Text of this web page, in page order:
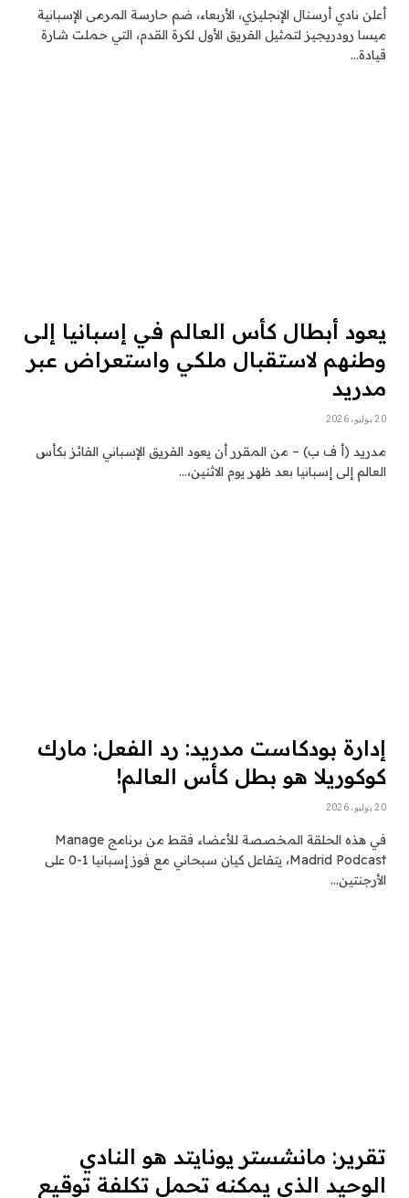
أعلن نادي أرسنال الإنجليزي، الأربعاء، ضم حارسة المرمى الإسبانية
ميسا رودريجيز لتمثيل الفريق الأول لكرة القدم، التي حملت شارة
قيادة…
يعود أبطال كأس العالم في إسبانيا إلى
وطنهم لاستقبال ملكي واستعراض عبر
مدريد
20 يوليو، 2026
مدريد (أ ف ب) – من المقرر أن يعود الفريق الإسباني الفائز بكأس
العالم إلى إسبانيا بعد ظهر يوم الاثنين،…
إدارة بودكاست مدريد: رد الفعل: مارك
كوكوريلا هو بطل كأس العالم!
20 يوليو، 2026
في هذه الحلقة المخصصة للأعضاء فقط من برنامج Manage
Madrid Podcast، يتفاعل كيان سبحاني مع فوز إسبانيا 1-0 على
الأرجنتين…
تقرير: مانشستر يونايتد هو النادي
الوحيد الذي يمكنه تحمل تكلفة توقيع